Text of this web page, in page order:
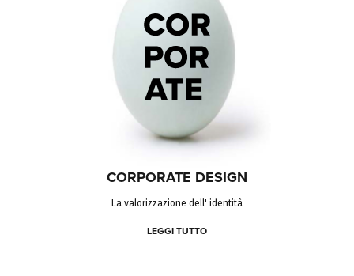
CORPORATE DESIGN
La valorizzazione dell' identità
LEGGI TUTTO